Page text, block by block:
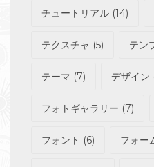
チュートリアル (14)
テクスチャ (5) テン
テーマ (7) デザイン
フォトギャラリー (7)
フォント (6) フォー